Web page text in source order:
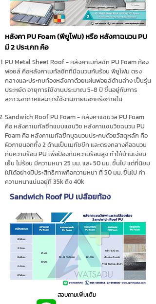
หลังคา PU Foam (พียูโฟม) หรือ หลังคาฉนวน PU
มี 2 ประเภท คือ
PU Metal Sheet Roof - หลังคาเมทัลชีท PU Foam ท้อง
ฟอยล์ คือหลังคาเมทัลชีทที่มีฉนวนกันร้อน พียูโฟม ตรง
กลางและประกบท้องหลังคาด้วยแผ่นฟอยล์ด้านล่าง เป็นรุ่น
ประหยัด อายุการใช้งานประมาณ 5-8 ปี ขึ้นอยู่กับการ
สภาวะอากาศและการใช้งานภายนอกหรือภายใน
Sandwich Roof PU Foam - หลังคาแซนวิส PU Foam
คือ หลังคาเมทัลชีทแบบแซนวิช หลังคาเเซนวิชฉนวน PU
Foam คือ หลังคาเมทัลชีทบุฉนวนประกบด้วยวัสดุหลัก คือ
ผิวภายนอกทั้ง 2 ด้านเป็นเมทัชขีท และตรงกลางคือฉนวน
กันความร้อน PU เพื่อป้องกันความร้อนสูง ทำให้บ้านเงียบ
เย็น ไม่ร้อน มีความหนา 25 มม. และ 50 มม. ขึ้นไป แต่ที่นิยม
ใช้ได้อย่างมีประสิทธิภาพคือความหนา ที่ 50 มม. ขึ้นไป ค่า
ความหนาแน่นอยู่ที่ 35k ถึง 40k
Sandwich Roof PU เปลือยท้อง
สอบถามเพิ่มเติม